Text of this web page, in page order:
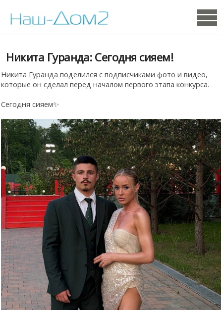
Никита Гуранда: Сегодня сияем!
Никита Гуранда поделился с подписчиками фото и видео,
которые он сделал перед началом первого этапа конкурса.
Сегодня сияем✨